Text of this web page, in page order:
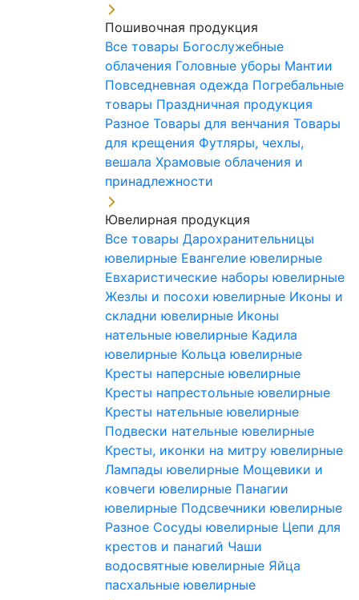
Пошивочная продукция
Все товары Богослужебные
облачения Головные уборы Мантии
Повседневная одежда Погребальные
товары Праздничная продукция
Разное Товары для венчания Товары
для крещения Футляры, чехлы,
вешала Храмовые облачения и
принадлежности
Ювелирная продукция
Все товары Дарохранительницы
ювелирные Евангелие ювелирные
Евхаристические наборы ювелирные
Жезлы и посохи ювелирные Иконы и
складни ювелирные Иконы
нательные ювелирные Кадила
ювелирные Кольца ювелирные
Кресты наперсные ювелирные
Кресты напрестольные ювелирные
Кресты нательные ювелирные
Подвески нательные ювелирные
Кресты, иконки на митру ювелирные
Лампады ювелирные Мощевики и
ковчеги ювелирные Панагии
ювелирные Подсвечники ювелирные
Разное Сосуды ювелирные Цепи для
крестов и панагий Чаши
водосвятные ювелирные Яйца
пасхальные ювелирные